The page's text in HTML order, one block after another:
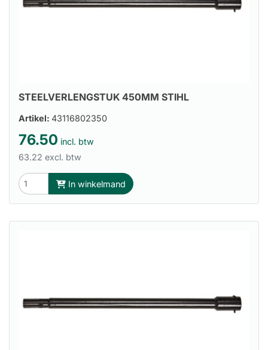
STEELVERLENGSTUK 450MM STIHL
Artikel: 43116802350
76.50 incl. btw
63.22 excl. btw
In winkelmand